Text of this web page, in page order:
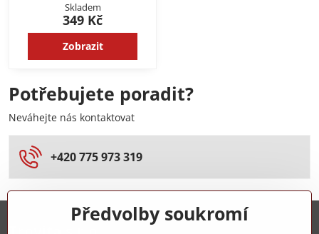
Skladem
349 Kč
Zobrazit
Potřebujete poradit?
Neváhejte nás kontaktovat
+420 775 973 319
Předvolby soukromí